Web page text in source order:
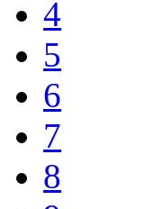
4
5
6
7
8